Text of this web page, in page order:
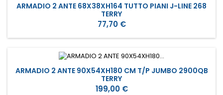
ARMADIO 2 ANTE 68X38XH164 TUTTO PIANI J-LINE 268
TERRY
Prezzo
77,70 €
ARMADIO 2 ANTE 90X54XH180 CM T/P JUMBO 2900QB
TERRY
Prezzo
199,00 €